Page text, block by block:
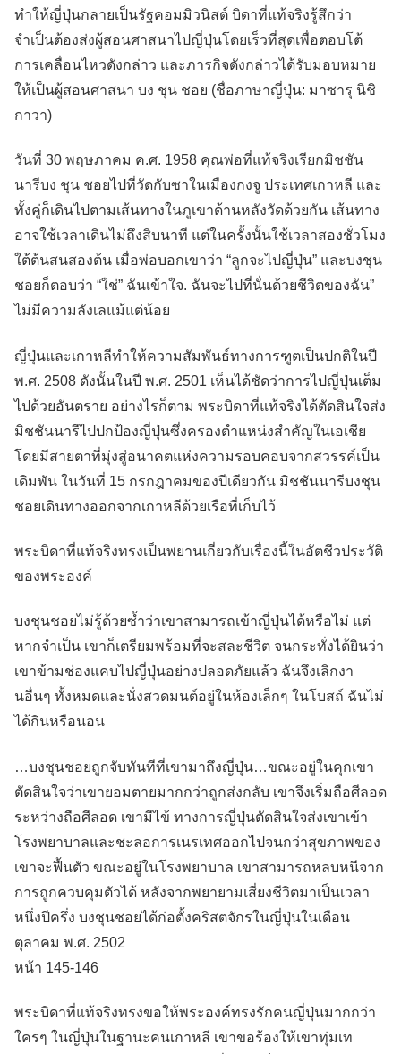
ทำให้ญี่ปุ่นกลายเป็นรัฐคอมมิวนิสต์ บิดาที่แท้จริงรู้สึกว่า
จำเป็นต้องส่งผู้สอนศาสนาไปญี่ปุ่นโดยเร็วที่สุดเพื่อตอบโต้
การเคลื่อนไหวดังกล่าว และภารกิจดังกล่าวได้รับมอบหมาย
ให้เป็นผู้สอนศาสนา บง ชุน ชอย (ชื่อภาษาญี่ปุ่น: มาซารุ นิชิ
กาวา)
วันที่ 30 พฤษภาคม ค.ศ. 1958 คุณพ่อที่แท้จริงเรียกมิชชัน
นารีบง ชุน ชอยไปที่วัดกับซาในเมืองกงจู ประเทศเกาหลี และ
ทั้งคู่ก็เดินไปตามเส้นทางในภูเขาด้านหลังวัดด้วยกัน เส้นทาง
อาจใช้เวลาเดินไม่ถึงสิบนาที แต่ในครั้งนั้นใช้เวลาสองชั่วโมง
ใต้ต้นสนสองต้น เมื่อพ่อบอกเขาว่า “ลูกจะไปญี่ปุ่น” และบงชุน
ชอยก็ตอบว่า “ใช่” ฉันเข้าใจ. ฉันจะไปที่นั่นด้วยชีวิตของฉัน”
ไม่มีความลังเลแม้แต่น้อย
ญี่ปุ่นและเกาหลีทำให้ความสัมพันธ์ทางการฑูตเป็นปกติในปี
พ.ศ. 2508 ดังนั้นในปี พ.ศ. 2501 เห็นได้ชัดว่าการไปญี่ปุ่นเต็ม
ไปด้วยอันตราย อย่างไรก็ตาม พระบิดาที่แท้จริงได้ตัดสินใจส่ง
มิชชันนารีไปปกป้องญี่ปุ่นซึ่งครองตำแหน่งสำคัญในเอเชีย
โดยมีสายตาที่มุ่งสู่อนาคตแห่งความรอบคอบจากสวรรค์เป็น
เดิมพัน ในวันที่ 15 กรกฎาคมของปีเดียวกัน มิชชันนารีบงชุน
ชอยเดินทางออกจากเกาหลีด้วยเรือที่เก็บไว้
พระบิดาที่แท้จริงทรงเป็นพยานเกี่ยวกับเรื่องนี้ในอัตชีวประวัติ
ของพระองค์
บงชุนชอยไม่รู้ด้วยซ้ำว่าเขาสามารถเข้าญี่ปุ่นได้หรือไม่ แต่
หากจำเป็น เขาก็เตรียมพร้อมที่จะสละชีวิต จนกระทั่งได้ยินว่า
เขาข้ามช่องแคบไปญี่ปุ่นอย่างปลอดภัยแล้ว ฉันจึงเลิกงา
นอื่นๆ ทั้งหมดและนั่งสวดมนต์อยู่ในห้องเล็กๆ ในโบสถ์ ฉันไม่
ได้กินหรือนอน
…บงชุนชอยถูกจับทันทีที่เขามาถึงญี่ปุ่น…ขณะอยู่ในคุกเขา
ตัดสินใจว่าเขายอมตายมากกว่าถูกส่งกลับ เขาจึงเริ่มถือศีลอด
ระหว่างถือศีลอด เขามีไข้ ทางการญี่ปุ่นตัดสินใจส่งเขาเข้า
โรงพยาบาลและชะลอการเนรเทศออกไปจนกว่าสุขภาพของ
เขาจะฟื้นตัว ขณะอยู่ในโรงพยาบาล เขาสามารถหลบหนีจาก
การถูกควบคุมตัวได้ หลังจากพยายามเสี่ยงชีวิตมาเป็นเวลา
หนึ่งปีครึ่ง บงชุนชอยได้ก่อตั้งคริสตจักรในญี่ปุ่นในเดือน
ตุลาคม พ.ศ. 2502
หน้า 145-146
พระบิดาที่แท้จริงทรงขอให้พระองค์ทรงรักคนญี่ปุ่นมากกว่า
ใครๆ ในญี่ปุ่นในฐานะคนเกาหลี เขาขอร้องให้เขาทุ่มเท